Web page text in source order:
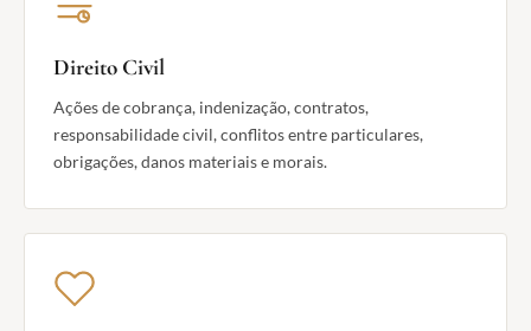
Direito Civil
Ações de cobrança, indenização, contratos,
responsabilidade civil, conflitos entre particulares,
obrigações, danos materiais e morais.